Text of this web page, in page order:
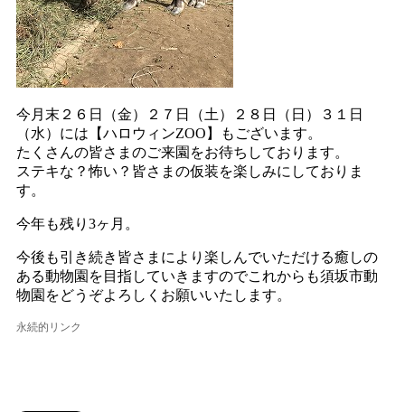
今月末２６日（金）２７日（土）２８日（日）３１日
（水）には【ハロウィンZOO】もございます。
たくさんの皆さまのご来園をお待ちしております。
ステキな？怖い？皆さまの仮装を楽しみにしておりま
す。
今年も残り3ヶ月。
今後も引き続き皆さまにより楽しんでいただける癒しの
ある動物園を目指していきますのでこれからも須坂市動
物園をどうぞよろしくお願いいたします。
永続的リンク